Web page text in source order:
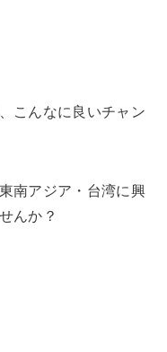
こんなに良いチャン
南アジア・台湾に興
んか？